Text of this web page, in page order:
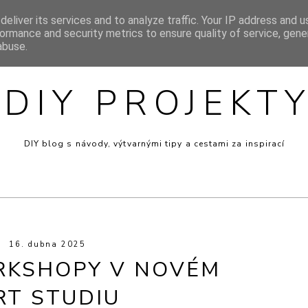
INSPIRACE MINI RECEPTY PRO DĚTI
DIY PROJEKTY
DIY blog s návody, výtvarnými tipy a cestami za inspirací
16. dubna 2025
V NOVÉM
STUDIU
its services and to analyze traffic. Your IP address and
and security metrics to ensure quality of service,